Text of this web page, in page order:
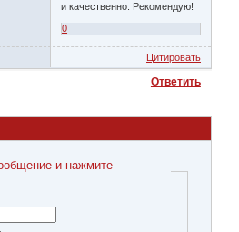
и качественно. Рекомендую!
0
Цитировать
Ответить
и нажмите